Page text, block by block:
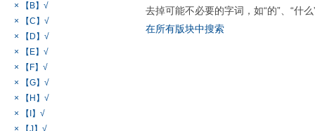
× 【B】√
× 【C】√
× 【D】√
× 【E】√
× 【F】√
× 【G】√
× 【H】√
× 【I】√
× 【J】√
去掉可能不必要的字词，如“的”、“什么
在所有版块中搜索